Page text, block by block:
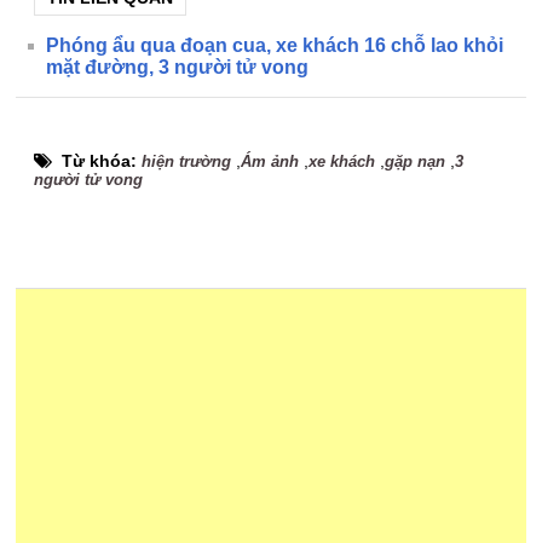
Phóng ẩu qua đoạn cua, xe khách 16 chỗ lao khỏi
mặt đường, 3 người tử vong
Từ khóa:hiện trường ,Ám ảnh ,xe khách ,gặp nạn ,3
người tử vong